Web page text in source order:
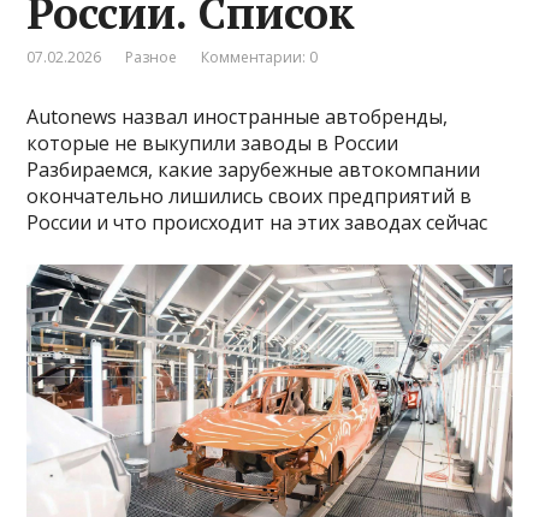
России. Список
07.02.2026 Разное Комментарии: 0
Autonews назвал иностранные автобренды,
которые не выкупили заводы в России
Разбираемся, какие зарубежные автокомпании
окончательно лишились своих предприятий в
России и что происходит на этих заводах сейчас